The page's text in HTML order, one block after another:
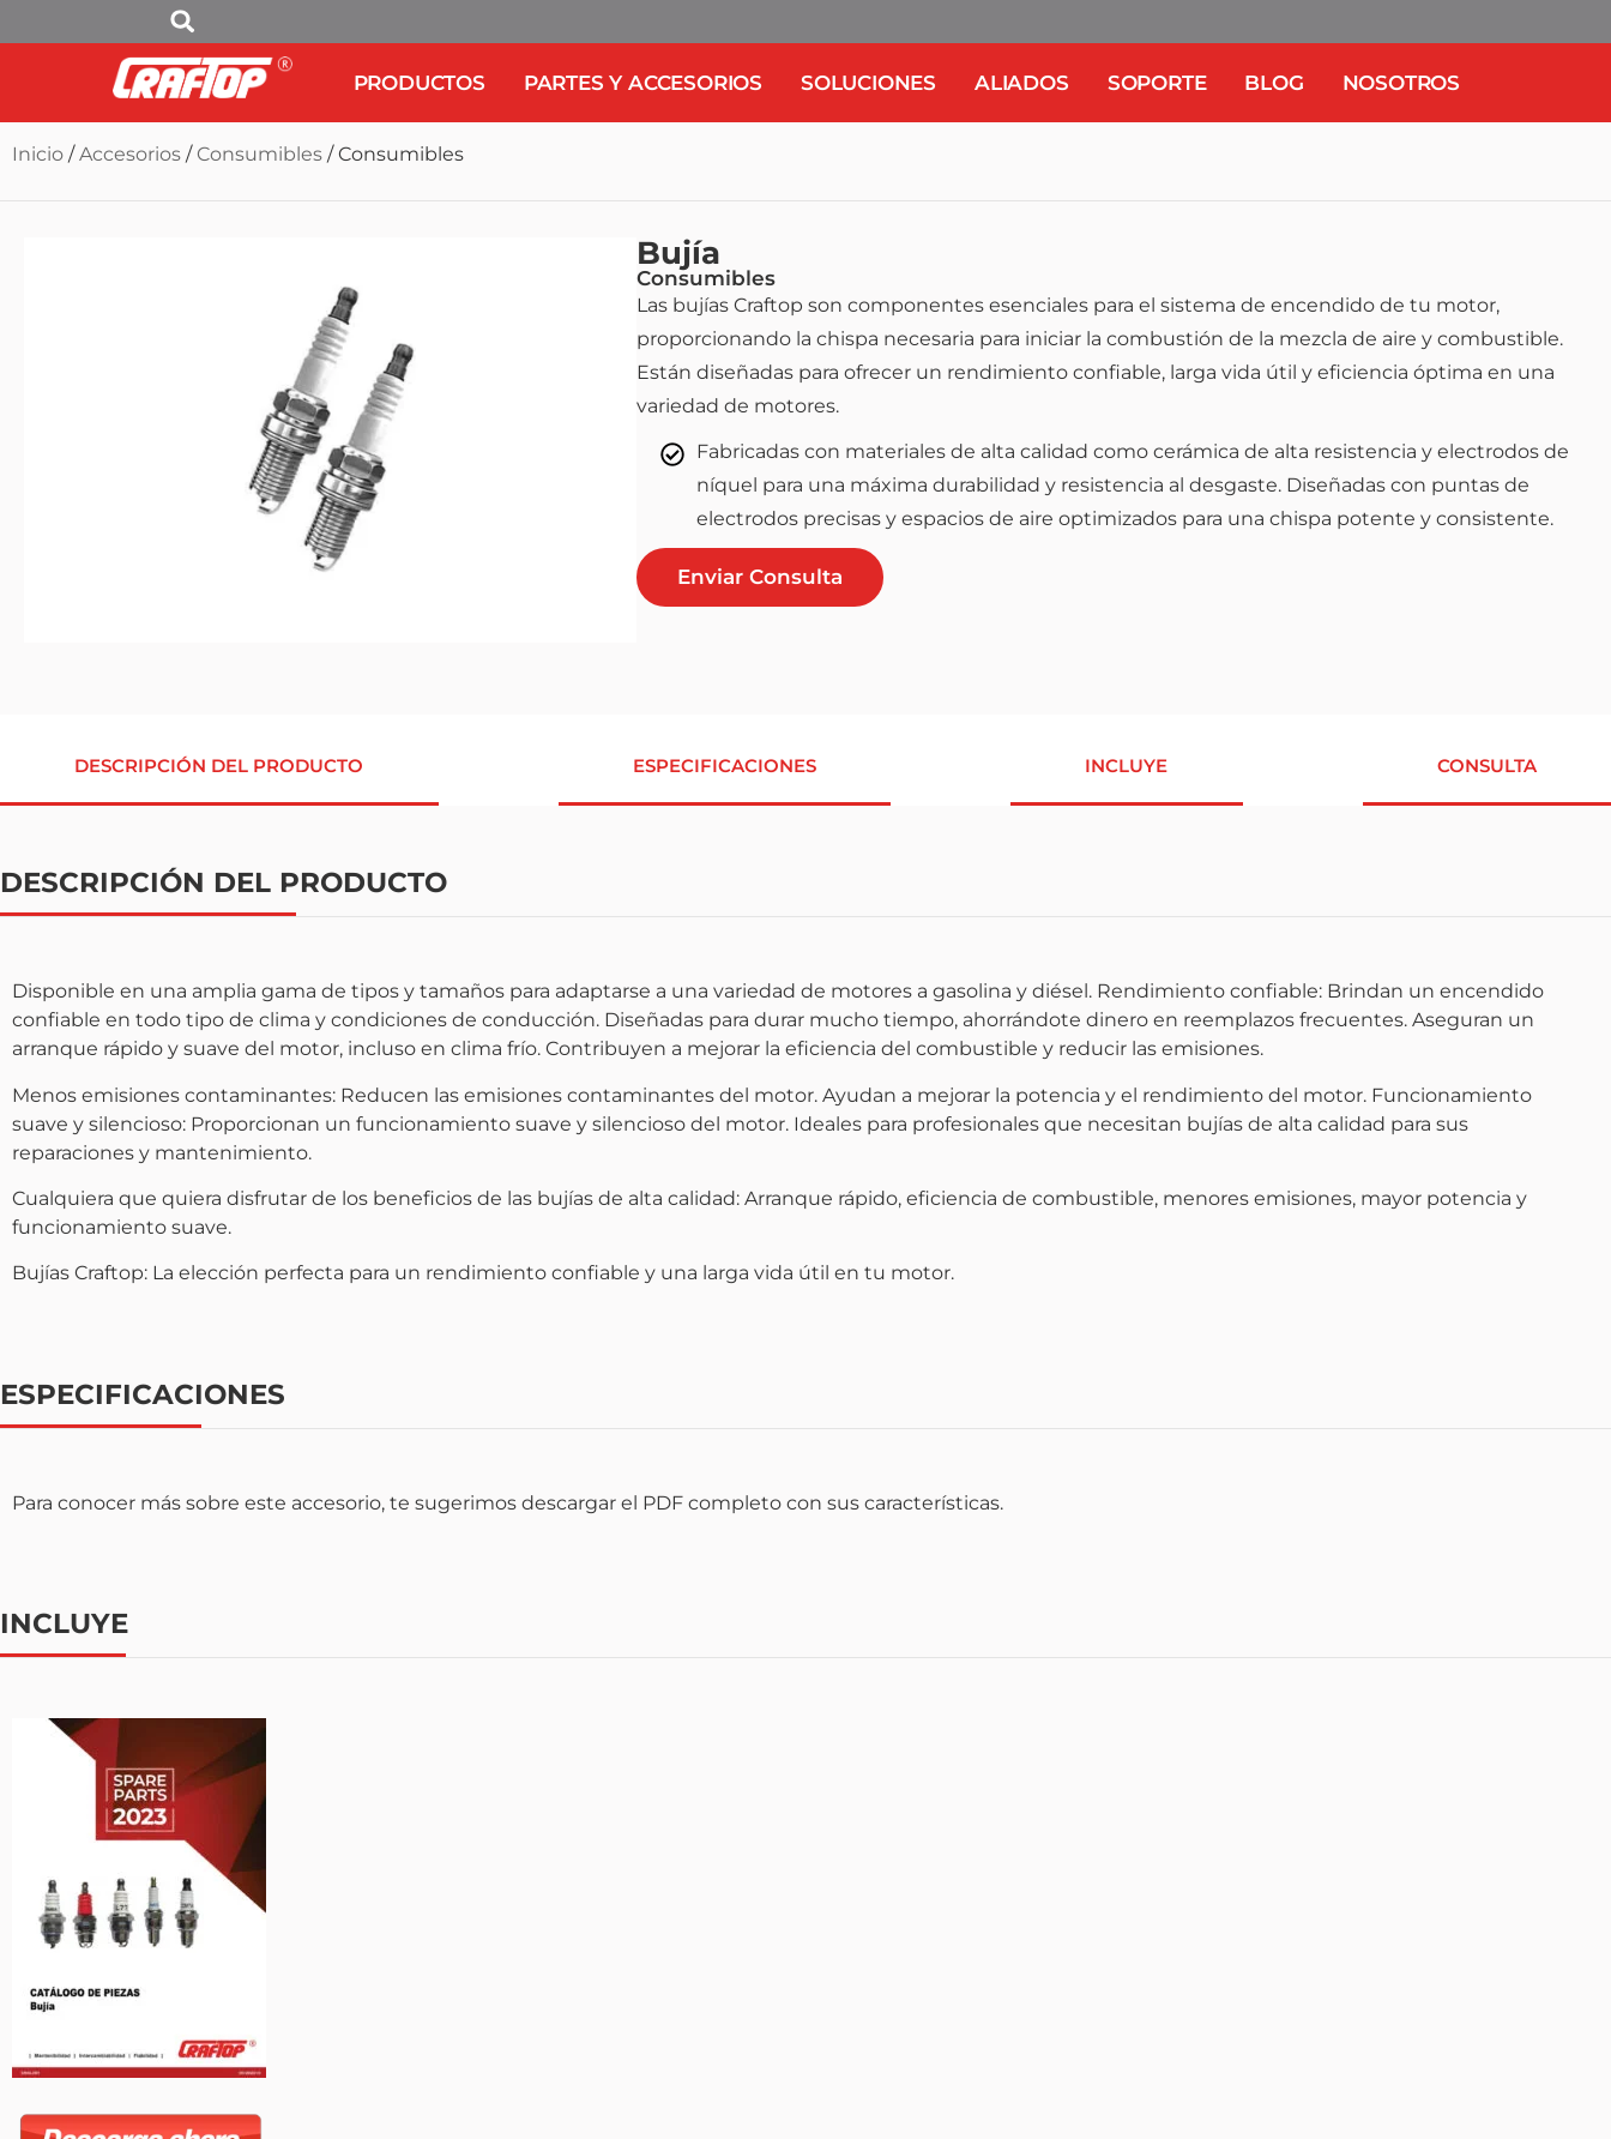
PRODUCTOS PARTES Y ACCESORIOS SOLUCIONES ALIADOS SOPORTE BLOG NOSOTROS
Inicio /Accesorios / Consumibles / Consumibles
Bujía
Consumibles
Las bujías Craftop son componentes esenciales para el sistema de encendido de tu motor,
proporcionando la chispa necesaria para iniciar la combustión de la mezcla de aire y combustible.
Están diseñadas para ofrecer un rendimiento confiable, larga vida útil y eficiencia óptima en una
variedad de motores.
Fabricadas con materiales de alta calidad como cerámica de alta resistencia y electrodos de
níquel para una máxima durabilidad y resistencia al desgaste. Diseñadas con puntas de
electrodos precisas y espacios de aire optimizados para una chispa potente y consistente.
Enviar Consulta
DESCRIPCIÓN DEL PRODUCTO ESPECIFICACIONES INCLUYE CONSULTA
DESCRIPCIÓN DEL PRODUCTO
Disponible en una amplia gama de tipos y tamaños para adaptarse a una variedad de motores a gasolina y diésel. Rendimiento confiable: Brindan un encendido
confiable en todo tipo de clima y condiciones de conducción. Diseñadas para durar mucho tiempo, ahorrándote dinero en reemplazos frecuentes. Aseguran un
arranque rápido y suave del motor, incluso en clima frío. Contribuyen a mejorar la eficiencia del combustible y reducir las emisiones.
Menos emisiones contaminantes: Reducen las emisiones contaminantes del motor. Ayudan a mejorar la potencia y el rendimiento del motor. Funcionamiento
suave y silencioso: Proporcionan un funcionamiento suave y silencioso del motor. Ideales para profesionales que necesitan bujías de alta calidad para sus
reparaciones y mantenimiento.
Cualquiera que quiera disfrutar de los beneficios de las bujías de alta calidad: Arranque rápido, eficiencia de combustible, menores emisiones, mayor potencia y
funcionamiento suave.
Bujías Craftop: La elección perfecta para un rendimiento confiable y una larga vida útil en tu motor.
ESPECIFICACIONES
Para conocer más sobre este accesorio, te sugerimos descargar el PDF completo con sus características.
INCLUYE